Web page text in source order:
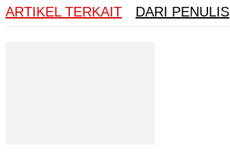
ARTIKEL TERKAIT DARI PENULIS